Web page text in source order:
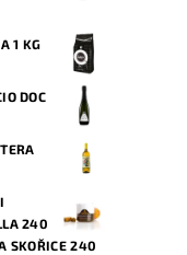
1 KG
DOC
240
SKOŘICE 240